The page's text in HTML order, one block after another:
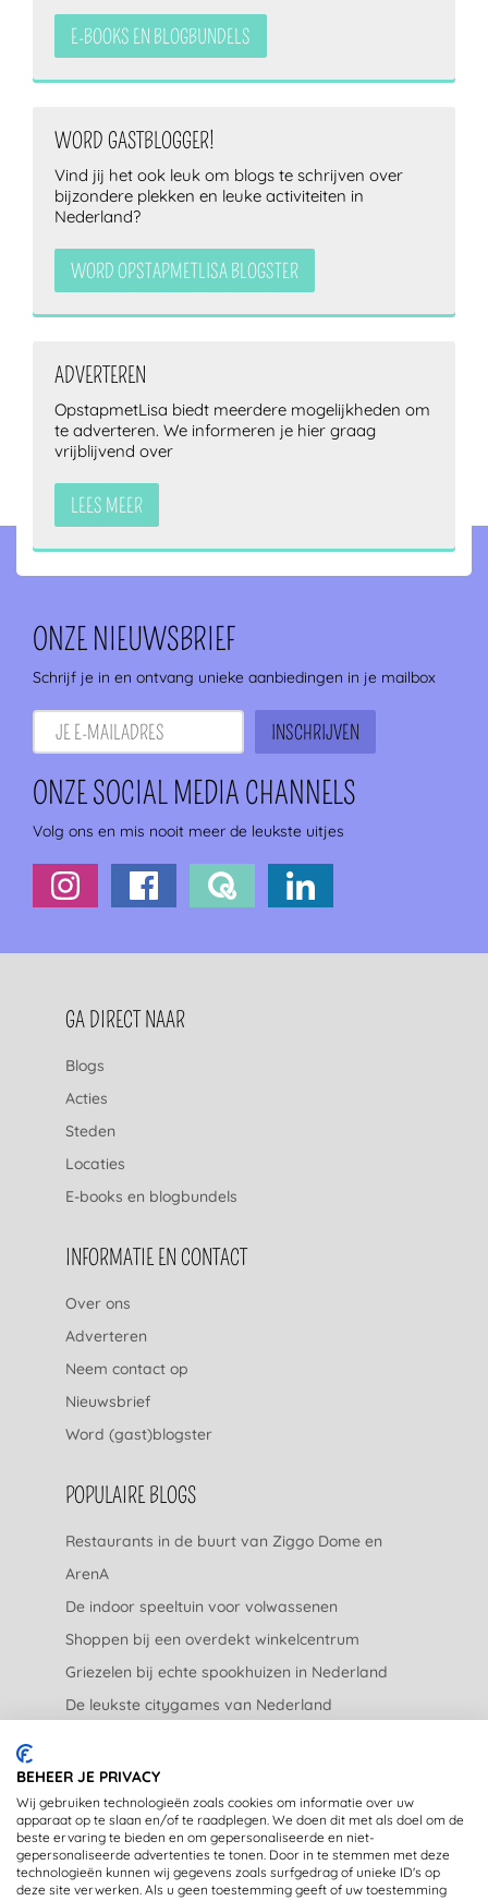
E-BOOKS EN BLOGBUNDELS
WORD GASTBLOGGER!
Vind jij het ook leuk om blogs te schrijven over
bijzondere plekken en leuke activiteiten in
Nederland?
WORD OPSTAPMETLISA BLOGSTER
ADVERTEREN
OpstapmetLisa biedt meerdere mogelijkheden om
te adverteren. We informeren je hier graag
vrijblijvend over
LEES MEER
ONZE NIEUWSBRIEF
Schrijf je in en ontvang unieke aanbiedingen in je mailbox
ONZE SOCIAL MEDIA CHANNELS
Volg ons en mis nooit meer de leukste uitjes
FOOTERNAVIGATIE
GA DIRECT NAAR
Blogs
Acties
Steden
Locaties
E-books en blogbundels
INFORMATIE EN CONTACT
Over ons
Adverteren
Neem contact op
Nieuwsbrief
Word (gast)blogster
POPULAIRE BLOGS
Restaurants in de buurt van Ziggo Dome en
ArenA
De indoor speeltuin voor volwassenen
Shoppen bij een overdekt winkelcentrum
Griezelen bij echte spookhuizen in Nederland
De leukste citygames van Nederland
JURIDISCH
Privacyverklaring
Disclaimer
BEHEER JE PRIVACY
Wij gebruiken technologieën zoals cookies om informatie over uw
apparaat op te slaan en/of te raadplegen. We doen dit met als doel om de
beste ervaring te bieden en om gepersonaliseerde en niet-
gepersonaliseerde advertenties te tonen. Door in te stemmen met deze
technologieën kunnen wij gegevens zoals surfgedrag of unieke ID's op
deze site verwerken. Als u geen toestemming geeft of uw toestemming